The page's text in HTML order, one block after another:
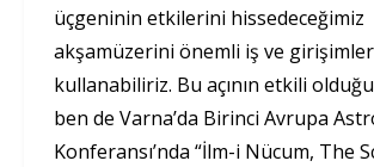
üçgeninin etkilerini hissedeceğimiz
akşamüzerini önemli iş ve
kullanabiliriz. Bu açının etkili
ben de Varna’da Birinci Avrupa
Konferansı’nda “İlm-i Nücum, The